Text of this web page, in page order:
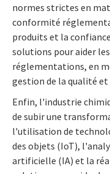
normes strictes en
conformité
produits et la
solutions pour aider
réglementations, en
gestion de la qualité
Enfin, l'industrie
de subir une
l'utilisation de
des objets (IoT),
artificielle (IA) et la